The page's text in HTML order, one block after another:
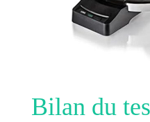
Bilan du